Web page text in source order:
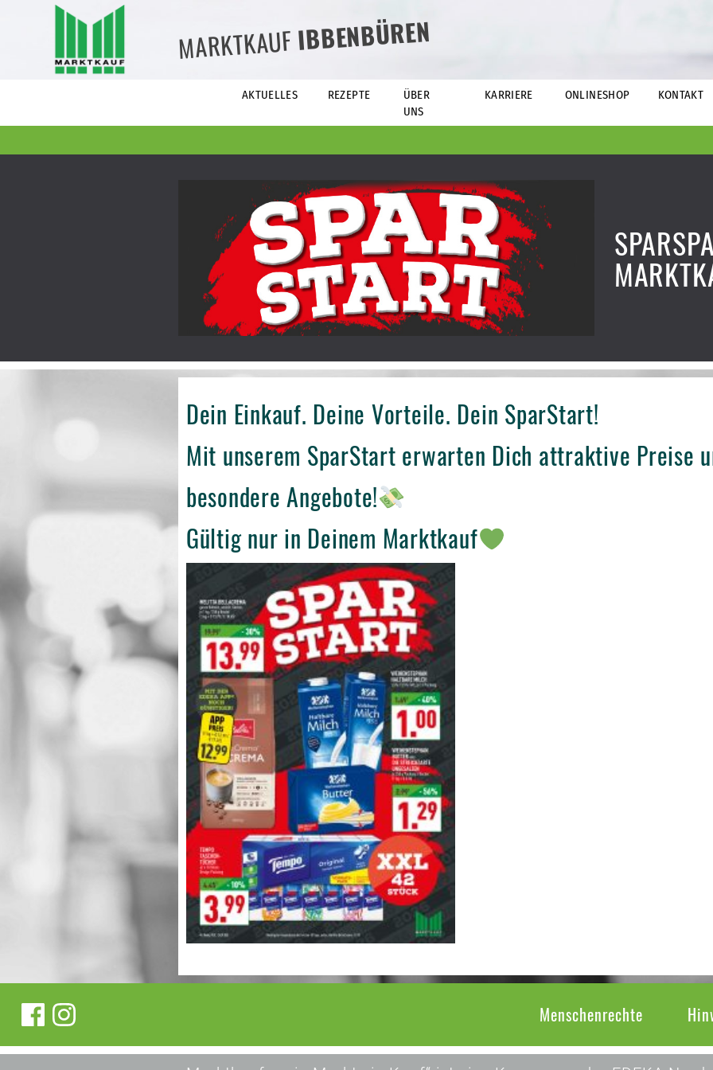
MARKTKAUFIBBENBÜREN
AKTUELLES REZEPTE
ÜBER
UNS
KARRIERE ONLINESHOP KONTAKT
Dein Einkauf. Deine Vorteile. Dein SparStart!
Mit unserem SparStart erwarten Dich attraktive Preise
besondere Angebote!
Gültig nur in Deinem Marktkauf
Menschenrechte